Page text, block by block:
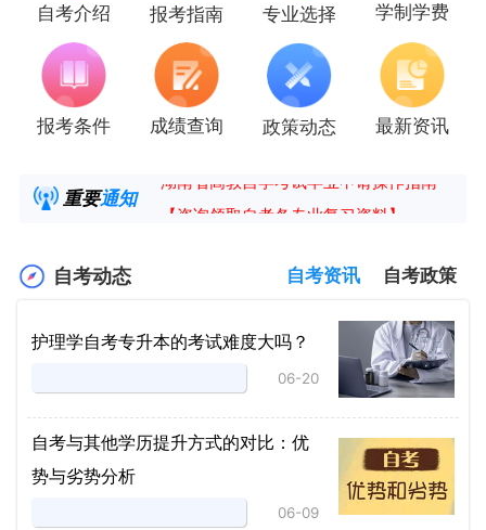
自考介绍 报考指南 专业选择 学制学费
报考条件 成绩查询 政策动态 最新资讯
重要通知
2025年4月湖南自考课程安排及教材目录已
【咨询领取自考各专业复习资料】
自考动态 自考资讯 自考政策
护理学自考专升本的考试难度大吗？
06-20
自考与其他学历提升方式的对比：优
势与劣势分析
06-09